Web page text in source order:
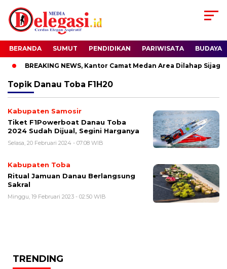
BERANDA SUMUT PENDIDIKAN PARIWISATA BUDAYA
BREAKING NEWS, Kantor Camat Medan Area Dilahap Sijago
Topik Danau Toba F1H20
Kabupaten Samosir
Tiket F1Powerboat Danau Toba
2024 Sudah Dijual, Segini Harganya
Selasa, 20 Februari 2024 - 07:08 WIB
Kabupaten Toba
Ritual Jamuan Danau Berlangsung
Sakral
Minggu, 19 Februari 2023 - 02:50 WIB
TRENDING